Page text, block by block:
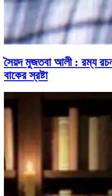
সৈয়দ মুজতবা আলী : রম্য
বাকের স্রষ্টা